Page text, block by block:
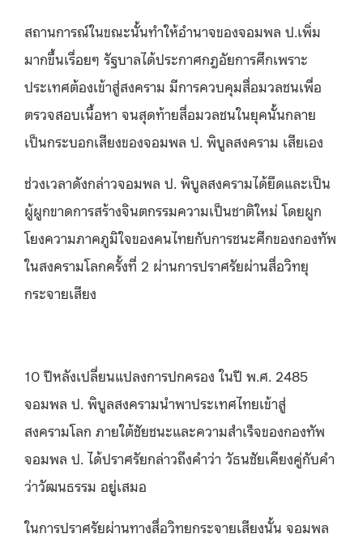
สถานการณ์ในขณะนั้นทำให้อำนาจของจอมพล ป.เพิ่ม
มากขึ้นเรื่อยๆ รัฐบาลได้ประกาศกฎอัยการศึกเพราะ
ประเทศต้องเข้าสู่สงคราม มีการควบคุมสื่อมวลชนเพื่อ
ตรวจสอบเนื้อหา จนสุดท้ายสื่อมวลชนในยุคนั้นกลาย
เป็นกระบอกเสียงของจอมพล ป. พิบูลสงคราม เสียเอง
ช่วงเวลาดังกล่าวจอมพล ป. พิบูลสงครามได้ยึดและเป็น
ผู้ผูกขาดการสร้างจินตกรรมความเป็นชาติใหม่ โดยผูก
โยงความภาคภูมิใจของคนไทยกับการชนะศึกของกองทัพ
ในสงครามโลกครั้งที่ 2 ผ่านการปราศรัยผ่านสื่อวิทยุ
กระจายเสียง
10 ปีหลังเปลี่ยนแปลงการปกครอง ในปี พ.ศ. 2485
จอมพล ป. พิบูลสงครามนำพาประเทศไทยเข้าสู่
สงครามโลก ภายใต้ชัยชนะและความสำเร็จของกองทัพ
จอมพล ป. ได้ปราศรัยกล่าวถึงคำว่า วัธนชัยเคียงคู่กับคำ
ว่าวัฒนธรรม อยู่เสมอ
ในการปราศรัยผ่านทางสื่อวิทยุกระจายเสียงนั้น จอมพล